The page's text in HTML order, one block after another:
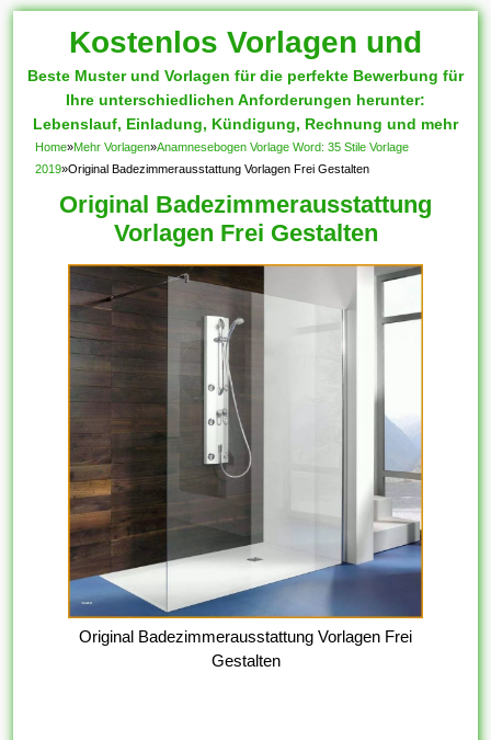
Kostenlos Vorlagen und
Muster
Beste Muster und Vorlagen für die perfekte Bewerbung für
Ihre unterschiedlichen Anforderungen herunter:
Lebenslauf, Einladung, Kündigung, Rechnung und mehr
Home»Mehr Vorlagen»Anamnesebogen Vorlage Word: 35 Stile Vorlage
2019»Original Badezimmerausstattung Vorlagen Frei Gestalten
Original Badezimmerausstattung
Vorlagen Frei Gestalten
Original Badezimmerausstattung Vorlagen Frei
Gestalten